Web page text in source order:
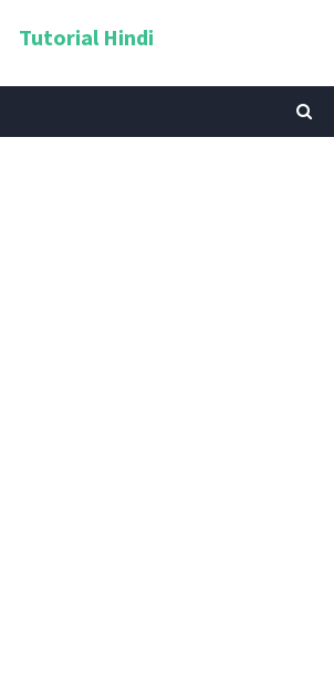
Tutorial Hindi